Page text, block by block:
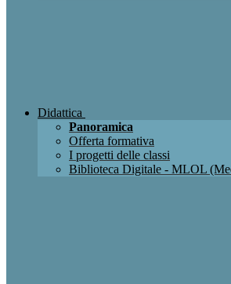
Didattica
Panoramica
Offerta formativa
I progetti delle classi
Biblioteca Digitale - MLOL